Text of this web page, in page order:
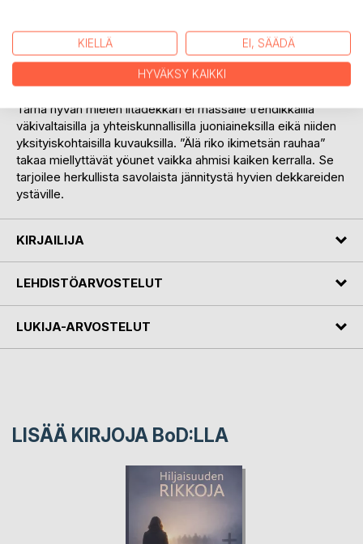
monet. Rikolliset tuntuvat olevan askeleen edellä mutta
kuinka kauan? Tapahtumat pitävät lukijaa otteessaan
Tämä hyvän mielen iltadekkari ei mässäile trendikkäillä
väkivaltaisilla ja yhteiskunnallisilla juoniaineksilla eikä niiden
yksityiskohtaisilla kuvauksilla. ”Älä riko ikimetsän rauhaa”
takaa miellyttävät yöunet vaikka ahmisi kaiken kerralla. Se
tarjoilee herkullista savolaista jännitystä hyvien dekkareiden
ystäville.
KIRJAILIJA
LEHDISTÖARVOSTELUT
LUKIJA-ARVOSTELUT
LISÄÄ KIRJOJA BoD:LLA
KIELLÄ EI, SÄÄDÄ
HYVÄKSY KAIKKI